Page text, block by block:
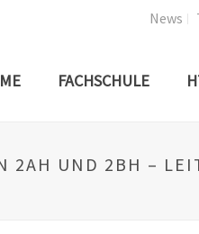
News
FACHSCHULE
2AH UND 2BH –